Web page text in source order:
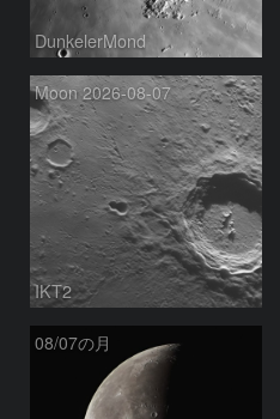
DunkelerMond
Moon 2026-08-07
IKT2
08/07の月